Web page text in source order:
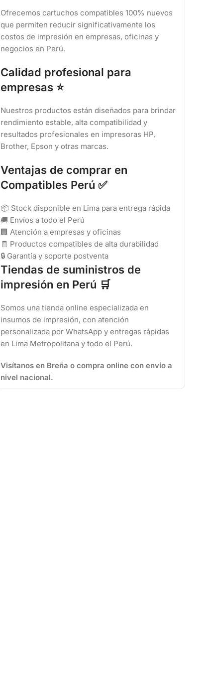
Ofrecemos cartuchos compatibles 100% nuevos
que permiten reducir significativamente los
costos de impresión en empresas, oficinas y
negocios en Perú.
Calidad profesional para
empresas ⭐
Nuestros productos están diseñados para brindar
rendimiento estable, alta compatibilidad y
resultados profesionales en impresoras HP,
Brother, Epson y otras marcas.
Ventajas de comprar en
Compatibles Perú ✅
📦 Stock disponible en Lima para entrega rápida
🚚 Envíos a todo el Perú
🏢 Atención a empresas y oficinas
🧾 Productos compatibles de alta durabilidad
🔒 Garantía y soporte postventa
Tiendas de suministros de
impresión en Perú 🛒
Somos una tienda online especializada en
insumos de impresión, con atención
personalizada por WhatsApp y entregas rápidas
en Lima Metropolitana y todo el Perú.
Visítanos en Breña o compra online con envío a
nivel nacional.